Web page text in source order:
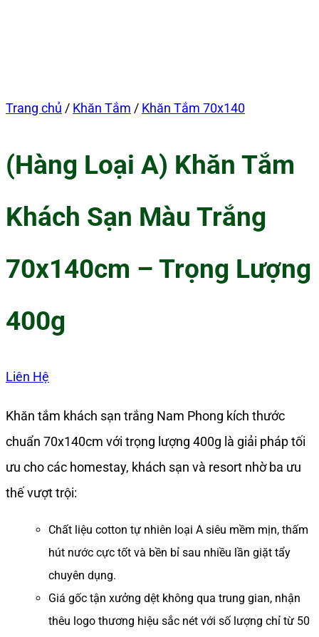
Trang chủ / Khăn Tắm / Khăn Tắm 70x140
(Hàng Loại A) Khăn Tắm
Khách Sạn Màu Trắng
70x140cm – Trọng Lượng
400g
Liên Hệ
Khăn tắm khách sạn trắng Nam Phong kích thước
chuẩn 70x140cm với trọng lượng 400g là giải pháp tối
ưu cho các homestay, khách sạn và resort nhờ ba ưu
thế vượt trội:
Chất liệu cotton tự nhiên loại A siêu mềm mịn, thấm
hút nước cực tốt và bền bỉ sau nhiều lần giặt tẩy
chuyên dụng.
Giá gốc tận xưởng dệt không qua trung gian, nhận
thêu logo thương hiệu sắc nét với số lượng chỉ từ 50